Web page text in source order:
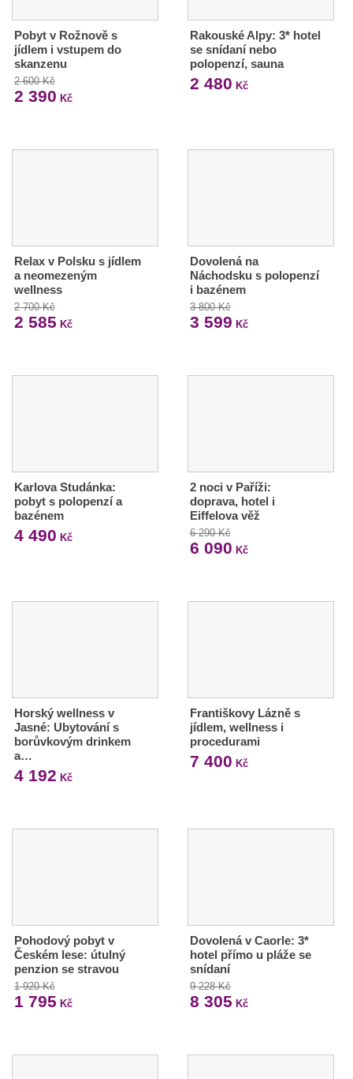
Pobyt v Rožnově s
jídlem i vstupem do
skanzenu
2 600 Kč
2 390 Kč
Rakouské Alpy: 3* hotel
se snídaní nebo
polopenzí, sauna
2 480 Kč
Relax v Polsku s jídlem
a neomezeným
wellness
2 700 Kč
2 585 Kč
Dovolená na
Náchodsku s polopenzí
i bazénem
3 800 Kč
3 599 Kč
Karlova Studánka:
pobyt s polopenzí a
bazénem
4 490 Kč
2 noci v Paříži:
doprava, hotel i
Eiffelova věž
6 290 Kč
6 090 Kč
Horský wellness v
Jasné: Ubytování s
borůvkovým drinkem
a…
4 192 Kč
Františkovy Lázně s
jídlem, wellness i
procedurami
7 400 Kč
Pohodový pobyt v
Českém lese: útulný
penzion se stravou
1 920 Kč
1 795 Kč
Dovolená v Caorle: 3*
hotel přímo u pláže se
snídaní
9 228 Kč
8 305 Kč